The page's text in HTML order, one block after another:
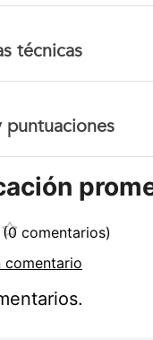
técnicas
puntuaciones
☆
(0 comentarios)
comentario